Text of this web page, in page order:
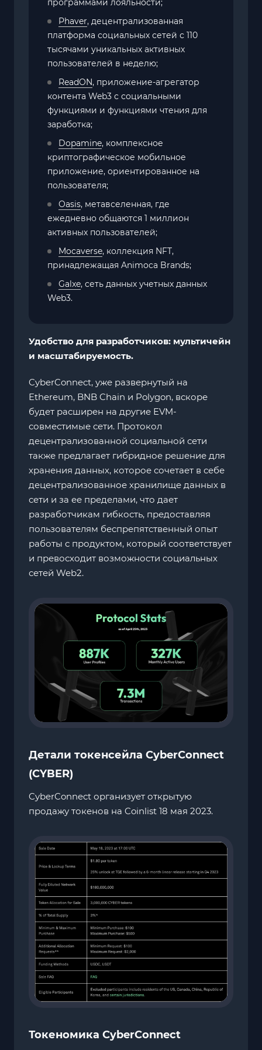
программами лояльности;
Phaver, децентрализованная
платформа социальных сетей с 110
тысячами уникальных активных
пользователей в неделю;
ReadON, приложение-агрегатор
контента Web3 с социальными
функциями и функциями чтения для
заработка;
Dopamine, комплексное
криптографическое мобильное
приложение, ориентированное на
пользователя;
Oasis, метавселенная, где
ежедневно общаются 1 миллион
активных пользователей;
Mocaverse, коллекция NFT,
принадлежащая Animoca Brands;
Galxe, сеть данных учетных данных
Web3.
Удобство для разработчиков: мультичейн
и масштабируемость.
CyberConnect, уже развернутый на
Ethereum, BNB Chain и Polygon, вскоре
будет расширен на другие EVM-
совместимые сети. Протокол
децентрализованной социальной сети
также предлагает гибридное решение для
хранения данных, которое сочетает в себе
децентрализованное хранилище данных в
сети и за ее пределами, что дает
разработчикам гибкость, предоставляя
пользователям беспрепятственный опыт
работы с продуктом, который соответствует
и превосходит возможности социальных
сетей Web2.
Детали токенсейла CyberConnect
(CYBER)
CyberConnect организует открытую
продажу токенов на Coinlist 18 мая 2023.
Токеномика CyberConnect